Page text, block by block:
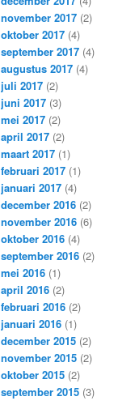
november 2017 (2)
oktober 2017 (4)
september 2017 (4)
augustus 2017 (4)
juli 2017 (2)
juni 2017 (3)
mei 2017 (2)
april 2017 (2)
maart 2017 (1)
februari 2017 (1)
januari 2017 (4)
december 2016 (2)
november 2016 (6)
oktober 2016 (4)
september 2016 (2)
mei 2016 (1)
april 2016 (2)
februari 2016 (2)
januari 2016 (1)
december 2015 (2)
november 2015 (2)
oktober 2015 (2)
september 2015 (3)